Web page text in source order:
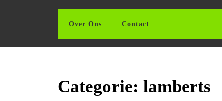
Over Ons Contact
Categorie: lamberts